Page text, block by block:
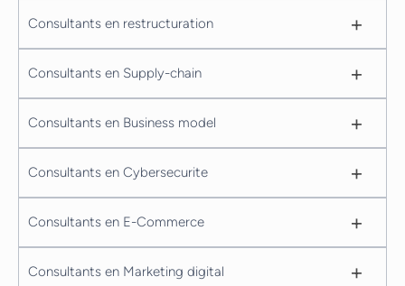
Consultants en restructuration +
Consultants en Supply-chain +
Consultants en Business model +
Consultants en Cybersecurite +
Consultants en E-Commerce +
Consultants en Marketing digital +